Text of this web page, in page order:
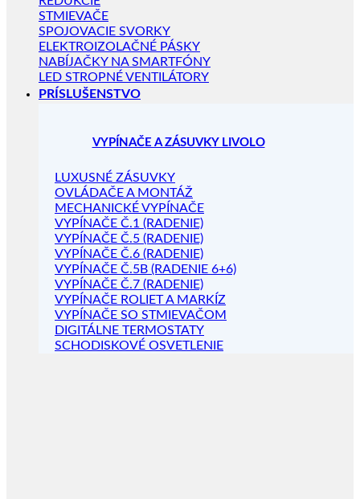
STMIEVAČE
SPOJOVACIE SVORKY
ELEKTROIZOLAČNÉ PÁSKY
NABÍJAČKY NA SMARTFÓNY
LED STROPNÉ VENTILÁTORY
PRÍSLUŠENSTVO
VYPÍNAČE A ZÁSUVKY LIVOLO
LUXUSNÉ ZÁSUVKY
OVLÁDAČE A MONTÁŽ
MECHANICKÉ VYPÍNAČE
VYPÍNAČE Č.1 (RADENIE)
VYPÍNAČE Č.5 (RADENIE)
VYPÍNAČE Č.6 (RADENIE)
VYPÍNAČE Č.5B (RADENIE 6+6)
VYPÍNAČE Č.7 (RADENIE)
VYPÍNAČE ROLIET A MARKÍZ
VYPÍNAČE SO STMIEVAČOM
DIGITÁLNE TERMOSTATY
SCHODISKOVÉ OSVETLENIE